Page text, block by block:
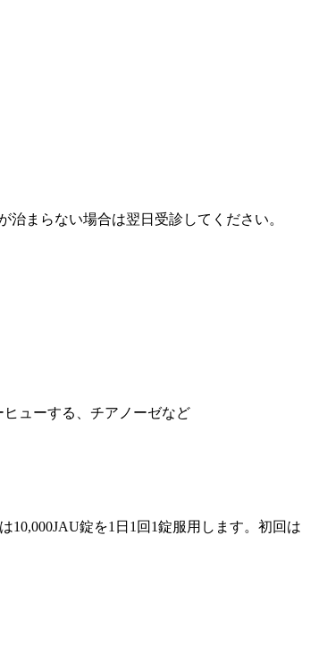
まらない場合は翌日受診してください。
ューする、チアノーゼなど
錠を1日1回1錠服用します。初回は